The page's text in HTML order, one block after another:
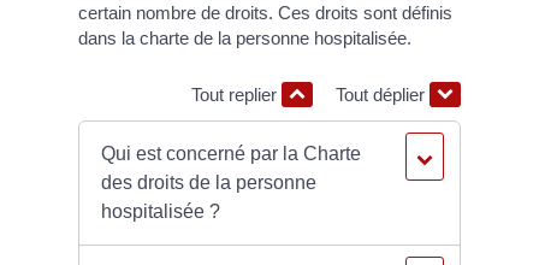
certain nombre de droits. Ces droits sont définis
dans la charte de la personne hospitalisée.
Tout replier Tout déplier
Qui est concerné par la Charte
des droits de la personne
hospitalisée ?